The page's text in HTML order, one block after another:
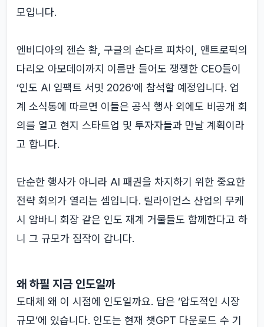
모입니다.
엔비디아의 젠슨 황, 구글의 순다르 피차이, 앤트로픽의
다리오 아모데이까지 이름만 들어도 쟁쟁한 CEO들이
‘인도 AI 임팩트 서밋 2026’에 참석할 예정입니다. 업
계 소식통에 따르면 이들은 공식 행사 외에도 비공개 회
의를 열고 현지 스타트업 및 투자자들과 만날 계획이라
고 합니다.
단순한 행사가 아니라 AI 패권을 차지하기 위한 중요한
전략 회의가 열리는 셈입니다. 릴라이언스 산업의 무케
시 암바니 회장 같은 인도 재계 거물들도 함께한다고 하
니 그 규모가 짐작이 갑니다.
왜 하필 지금 인도일까
도대체 왜 이 시점에 인도일까요. 답은 ‘압도적인 시장
규모’에 있습니다. 인도는 현재 챗GPT 다운로드 수 기